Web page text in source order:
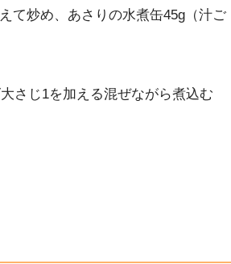
て炒め、あさりの水煮缶45g（汁ご
さじ1を加える混ぜながら煮込む